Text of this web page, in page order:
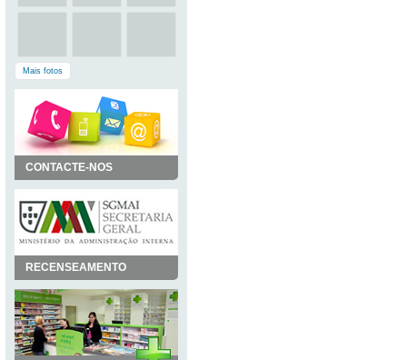
Mais fotos
CONTACTE-NOS
RECENSEAMENTO